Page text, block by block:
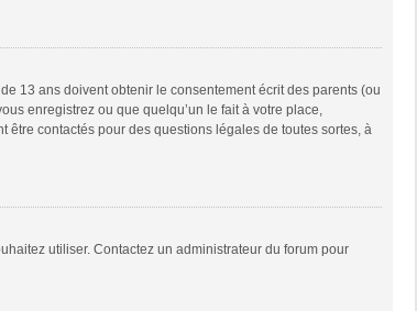
13 ans doivent obtenir le consentement écrit des parents (ou
enregistrez ou que quelqu’un le fait à votre place,
contactés pour des questions légales de toutes sortes, à
utiliser. Contactez un administrateur du forum pour